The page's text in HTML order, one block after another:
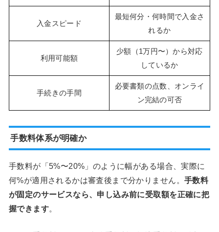
入金スピード
最短何分・何時間で入金さ
れるか
利用可能額
少額（1万円〜）から対応
しているか
手続きの手間
必要書類の点数、オンライ
ン完結の可否
手数料体系が明確か
手数料が「5%〜20%」のように幅がある場合、実際に
何%が適用されるかは審査後まで分かりません。 手数料
が固定のサービスなら、申し込み前に受取額を正確に把
握できます。